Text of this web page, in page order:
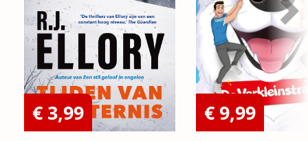
€ 3,99 € 9,99